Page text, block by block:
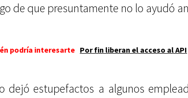
de que presuntamente no lo ayudó
podría interesarte Por fin liberan el acceso al API
dejó estupefactos a algunos